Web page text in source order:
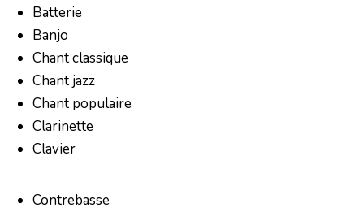
Batterie
Banjo
Chant classique
Chant jazz
Chant populaire
Clarinette
Clavier
Contrebasse